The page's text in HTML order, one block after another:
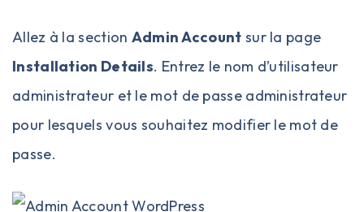
Allez à la section Admin Account sur la page
Installation Details. Entrez le nom d’utilisateur
administrateur et le mot de passe administrateur
pour lesquels vous souhaitez modifier le mot de
passe.